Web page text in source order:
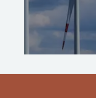
Laboral